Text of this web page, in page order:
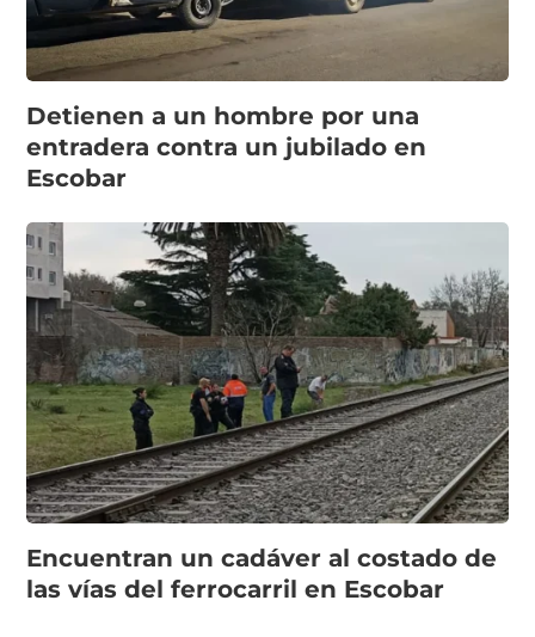
Detienen a un hombre por una
entradera contra un jubilado en
Escobar
Encuentran un cadáver al costado de
las vías del ferrocarril en Escobar